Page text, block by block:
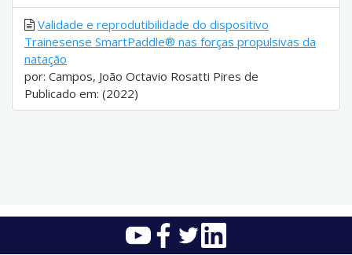
Validade e reprodutibilidade do dispositivo
Trainesense SmartPaddle® nas forças propulsivas da
natação
por: Campos, João Octavio Rosatti Pires de
Publicado em: (2022)